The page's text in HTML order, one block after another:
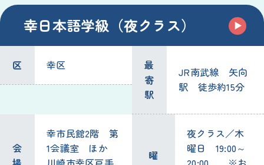
幸日本語学級（夜クラス）
区 幸区
最
寄
駅
JR南武線 矢向
駅 徒歩約15分
会
幸市民館2階 第
1会議室 ほか
曜
夜クラス／木
曜日 19:00～